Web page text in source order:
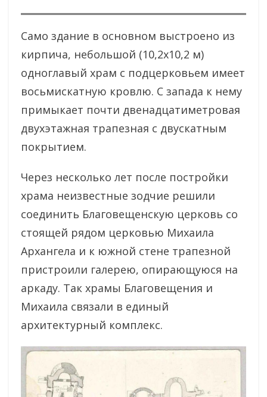
Само здание в основном выстроено из
кирпича, небольшой (10,2х10,2 м)
одноглавый храм с подцерковьем имеет
восьмискатную кровлю. С запада к нему
примыкает почти двенадцатиметровая
двухэтажная трапезная с двускатным
покрытием.
Через несколько лет после постройки
храма неизвестные зодчие решили
соединить Благовещенскую церковь со
стоящей рядом церковью Михаила
Архангела и к южной стене трапезной
пристроили галерею, опирающуюся на
аркаду. Так храмы Благовещения и
Михаила связали в единый
архитектурный комплекс.